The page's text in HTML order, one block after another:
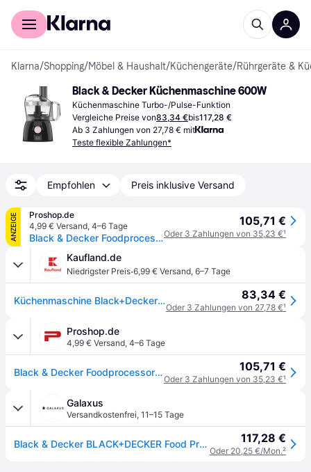
Für Shopper
Klarna/Shopping/Möbel & Haushalt/Küchengeräte/Rührgeräte &
Black & Decker Küchenmaschine 600W
Küchenmaschine Turbo-/Pulse-Funktion
Vergleiche Preise von83,34 €bis117,28 €
Ab 3 Zahlungen von 27,78 € mit
Teste flexible Zahlungen*
Empfohlen Preis inklusive Versand
ANZEIGE
Proshop.de
4,99 € Versand, 4–6 Tage
Black & Decker Foodprocessor Food Processor 600W Black
105,71 €
Oder 3 Zahlungen von 35,23 €¹
Kaufland.de
Niedrigster Preis·6,99 € Versand, 6–7 Tage
Küchenmaschine Black+Decker BXFPA600E 83,34 €
Oder 3 Zahlungen von 27,78 €¹
Proshop.de
4,99 € Versand, 4–6 Tage
Black & Decker Foodprocessor Food Processor 600W Black 105,71 €
Oder 3 Zahlungen von 35,23 €¹
Galaxus
Versandkostenfrei, 11–15 Tage
Black & Decker BLACK+DECKER Food Processor, Zerkleinerer, Schwarz 117,28 €
Oder 20,25 €/Mon.²